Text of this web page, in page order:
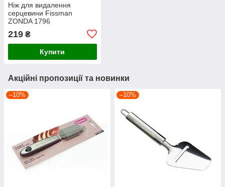
Ніж для видалення
серцевини Fissman
ZONDA 1796
219 ₴
Купити
Акційні пропозиції та новинки
–10% –10%